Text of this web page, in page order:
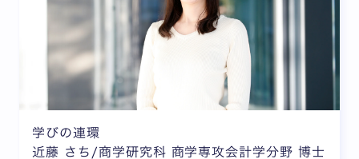
学びの連環
近藤 さち/商学研究科 商学専攻会計学分野 博士